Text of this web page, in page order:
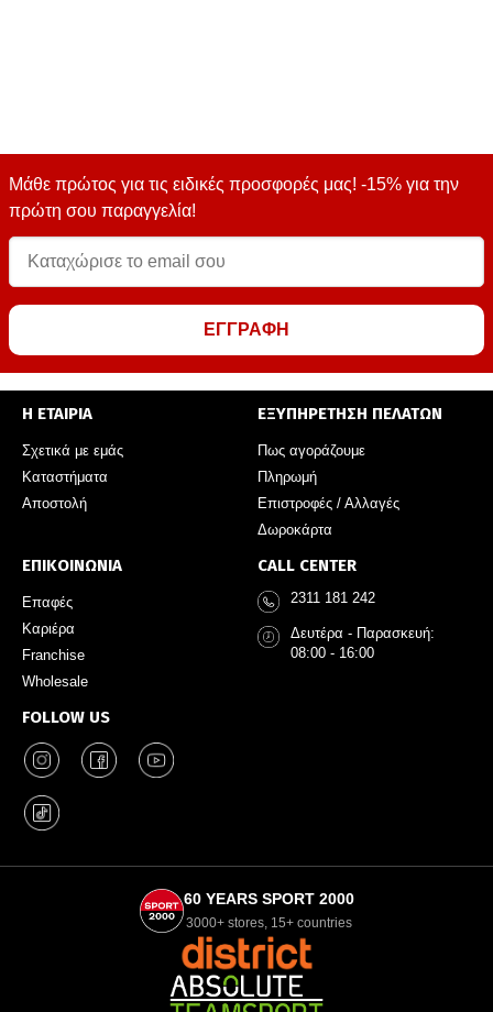
Μάθε πρώτος για τις ειδικές προσφορές μας! -15% για την
πρώτη σου παραγγελία!
ΕΓΓΡΑΦΗ
Η ΕΤΑΙΡΙΑ
Σχετικά με εμάς
Καταστήματα
Αποστολή
ΕΞΥΠΗΡΕΤΗΣΗ ΠΕΛΑΤΩΝ
Πως αγοράζουμε
Πληρωμή
Επιστροφές / Αλλαγές
Δωροκάρτα
ΕΠΙΚΟΙΝΩΝΙΑ
Επαφές
Καριέρα
Franchise
Wholesale
FOLLOW US
CALL CENTER
2311 181 242
Δευτέρα - Παρασκευή:
08:00 - 16:00
60 YEARS SPORT 2000
3000+ stores, 15+ countries